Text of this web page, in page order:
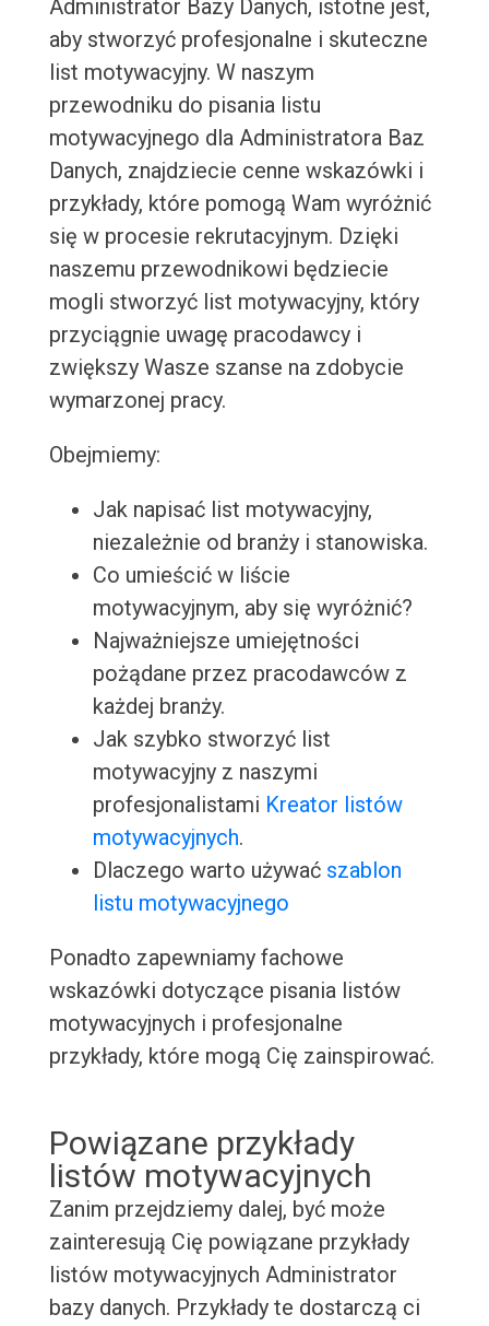
Administrator Bazy Danych, istotne jest,
aby stworzyć profesjonalne i skuteczne
list motywacyjny. W naszym
przewodniku do pisania listu
motywacyjnego dla Administratora Baz
Danych, znajdziecie cenne wskazówki i
przykłady, które pomogą Wam wyróżnić
się w procesie rekrutacyjnym. Dzięki
naszemu przewodnikowi będziecie
mogli stworzyć list motywacyjny, który
przyciągnie uwagę pracodawcy i
zwiększy Wasze szanse na zdobycie
wymarzonej pracy.
Obejmiemy:
Jak napisać list motywacyjny,
niezależnie od branży i stanowiska.
Co umieścić w liście
motywacyjnym, aby się wyróżnić?
Najważniejsze umiejętności
pożądane przez pracodawców z
każdej branży.
Jak szybko stworzyć list
motywacyjny z naszymi
profesjonalistami Kreator listów
motywacyjnych.
Dlaczego warto używać szablon
listu motywacyjnego
Ponadto zapewniamy fachowe
wskazówki dotyczące pisania listów
motywacyjnych i profesjonalne
przykłady, które mogą Cię zainspirować.
Powiązane przykłady
listów motywacyjnych
Zanim przejdziemy dalej, być może
zainteresują Cię powiązane przykłady
listów motywacyjnych Administrator
bazy danych. Przykłady te dostarczą ci